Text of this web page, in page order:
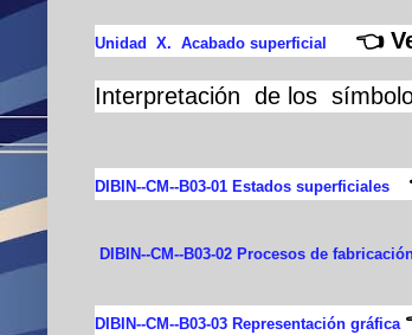
Unidad X. Acabado superficial 👈
Interpretación de los
DIBIN--CM--B03-01 Estados superficiales
DIBIN--CM--B03-02 Procesos de
DIBIN--CM--B03-03 Representación gráfica